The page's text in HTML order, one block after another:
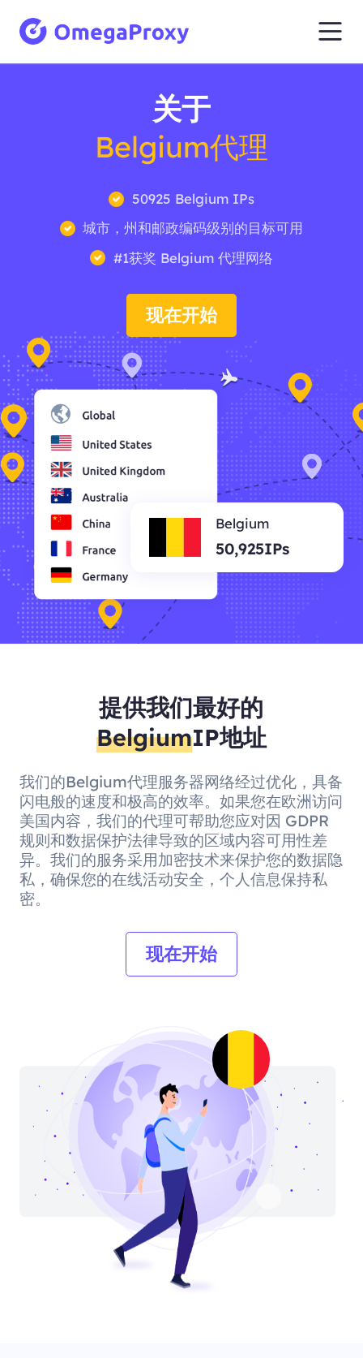
关于
Belgium代理
50925 Belgium IPs
城市，州和邮政编码级别的目标可用
#1获奖 Belgium 代理网络
现在开始
Belgium
50,925IPs
提供我们最好的
BelgiumIP地址
我们的Belgium代理服务器网络经过优化，具备
闪电般的速度和极高的效率。如果您在欧洲访问
美国内容，我们的代理可帮助您应对因 GDPR
规则和数据保护法律导致的区域内容可用性差
异。我们的服务采用加密技术来保护您的数据隐
私，确保您的在线活动安全，个人信息保持私
密。
现在开始